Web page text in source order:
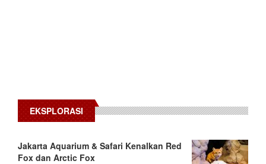
EKSPLORASI
Jakarta Aquarium & Safari Kenalkan Red
Fox dan Arctic Fox